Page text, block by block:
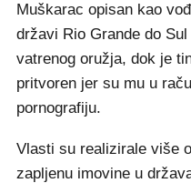
Muškarac opisan kao
državi Rio Grande do
vatrenog oružja, dok je
pritvoren jer su mu u
pornografiju.
Vlasti su realizirale više
zapljenu imovine u